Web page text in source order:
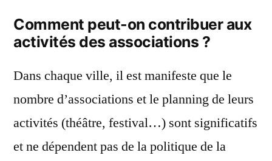
Comment peut-on contribuer aux
activités des associations ?
Dans chaque ville, il est manifeste que le
nombre d’associations et le planning de leurs
activités (théâtre, festival…) sont significatifs
et ne dépendent pas de la politique de la